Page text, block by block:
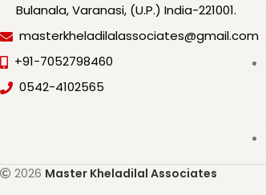
Bulanala, Varanasi, (U.P.) India-221001.
masterkheladilalassociates@gmail.com
+91-7052798460
0542-4102565
2026 Master Kheladilal Associates